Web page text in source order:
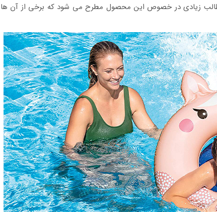
مطالب زیادی در خصوص این محصول مطرح می شود که برخی از آن ها